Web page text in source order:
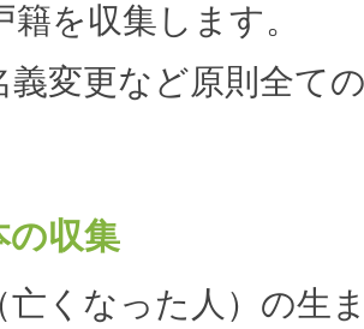
を収集します。
義変更など原則全て
の収集
亡くなった人）の生